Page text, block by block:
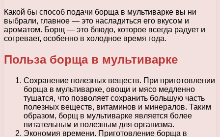
Какой бы способ подачи борща в мультиварке вы ни
выбрали, главное — это насладиться его вкусом и
ароматом. Борщ — это блюдо, которое всегда радует и
согревает, особенно в холодное время года.
Польза борща в мультиварке
Сохранение полезных веществ. При приготовлении
борща в мультиварке, овощи и мясо медленно
тушатся, что позволяет сохранить большую часть
полезных веществ, витаминов и минералов. Таким
образом, борщ в мультиварке является более
питательным и полезным для организма.
Экономия времени. Приготовление борща в